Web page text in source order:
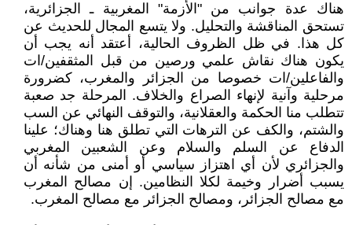
هناك عدة جوانب من "الأزمة" المغربية ـ الجزائرية،
تستحق المناقشة والتحليل. ولا يتسع المجال للحديث عن
كل هذا. في ظل الظروف الحالية، أعتقد أنه يجب أن
يكون هناك نقاش علمي ورصين من قبل المثقفين/ات
والفاعلين/ات خصوصا من الجزائر والمغرب، كضرورة
مرحلية وآنية لإنهاء الصراع والخلاف. المرحلة جد صعبة
تتطلب منا الحكمة والعقلانية، والتوقف النهائي عن السب
والشتم، والكف عن الترهات التي تطلق هنا وهناك؛ علينا
الدفاع عن السلم والسلام وعن الشعبين المغربي
والجزائري لأن أي اهتزاز سياسي أو أمنى من شأنه أن
يسبب أضرار وخيمة لكلا النظامين. إن مصالح المغرب
مع مصالح الجزائر، ومصالح الجزائر مع مصالح المغرب.